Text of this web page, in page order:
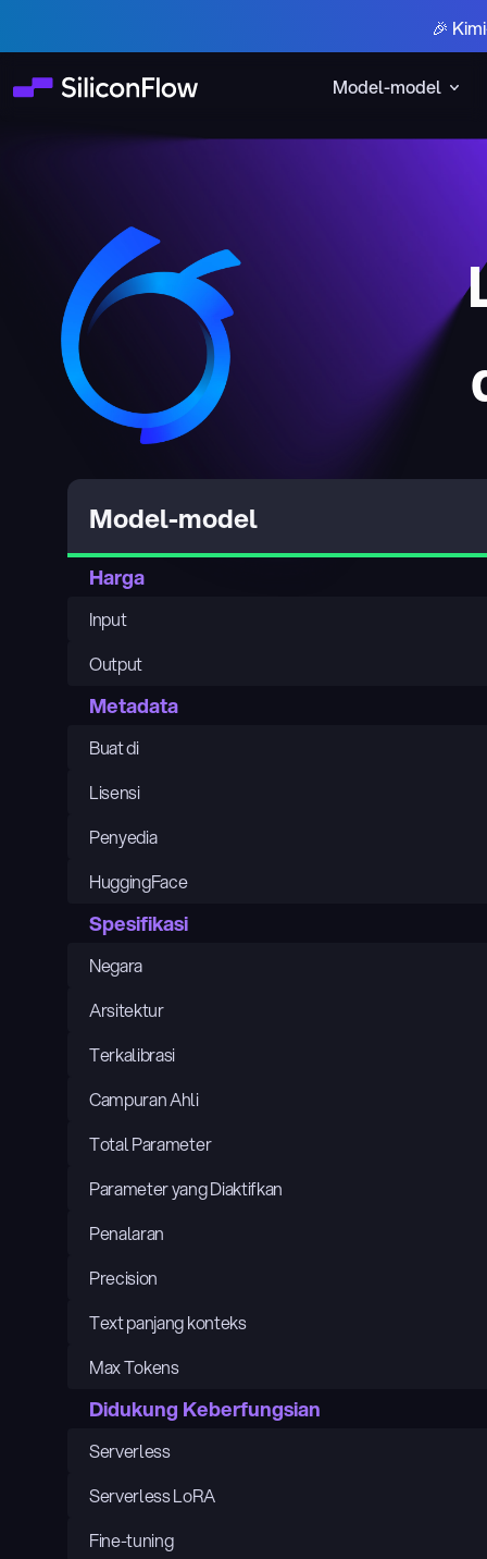
Model-model
🎉
Model-model
Harga
Input
Output
Metadata
Buat di
Lisensi
Penyedia
HuggingFace
Spesifikasi
Negara
Arsitektur
Terkalibrasi
Campuran Ahli
Total Parameter
Parameter yang Diaktifkan
Penalaran
Precision
Text panjang konteks
Max Tokens
Didukung Keberfungsian
Serverless
Serverless LoRA
Fine-tuning